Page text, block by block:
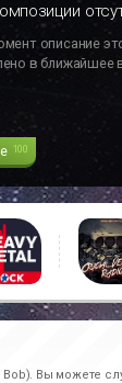
описание
в ближайшее
100
Bob). Вы можете